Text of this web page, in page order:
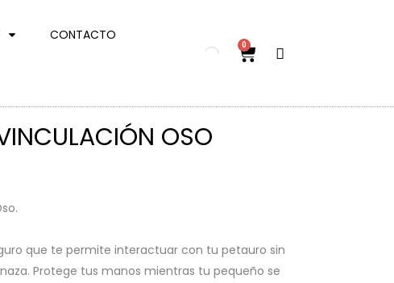
CONTACTO
0
OSO
que te permite interactuar con tu petauro sin
Protege tus manos mientras tu pequeño se